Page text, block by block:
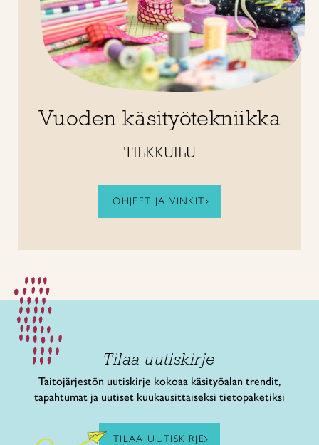
Vuoden käsityötekniikka
TILKKUILU
OHJEET JA VINKIT
Tilaa uutiskirje
Taitojärjestön uutiskirje kokoaa käsityöalan trendit,
tapahtumat ja uutiset kuukausittaiseksi tietopaketiksi
TILAA UUTISKIRJE